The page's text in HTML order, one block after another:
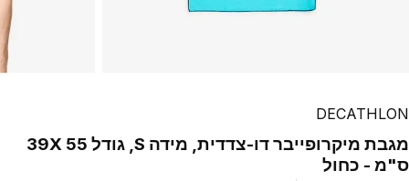
DECATHLON
מגבת מיקרופייבר דו-צדדית, מידה S, גודל 39X 55
ס"מ - כחול